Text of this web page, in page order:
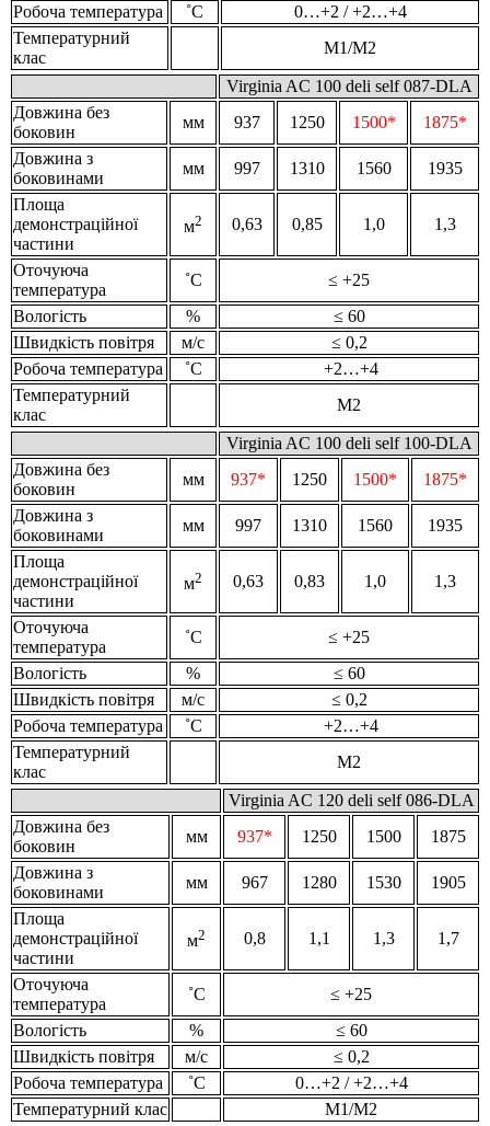
Робоча температура
˚С
0…+2 / +2…+4
Температурний
клас
M1/M2
Virginia AC 100 deli self 087-DLA
Довжина без
боковин
мм 937 1250 1500*
1875*
Довжина з
боковинами
мм 997 1310 1560
1935
Площа
демонстраційної
частини
м2 0,63 0,85 1,0 1,3
Оточуюча
температура
˚С
≤ +25
Вологість
%
≤ 60
Швидкість повітря
м/с
≤ 0,2
Робоча температура
˚С
+2…+4
Температурний
клас
M2
Virginia AC 100 deli self 100-DLA
Довжина без
боковин
мм 937* 1250 1500*
1875*
Довжина з
боковинами
мм 997 1310 1560
1935
Площа
демонстраційної
частини
м2 0,63 0,83 1,0 1,3
Оточуюча
температура
˚С
≤ +25
Вологість
%
≤ 60
Швидкість повітря
м/с
≤ 0,2
Робоча температура
˚С
+2…+4
Температурний
клас
M2
Virginia AC 120 deli self 086-DLA
Довжина без
боковин
мм 937* 1250 1500
1875
Довжина з
боковинами
мм 967 1280 1530
1905
Площа
демонстраційної
частини
м2 0,8 1,1 1,3 1,7
Оточуюча
температура
˚С
≤ +25
Вологість
%
≤ 60
Швидкість повітря
м/с
≤ 0,2
Робоча температура
˚С
0…+2 / +2…+4
Температурний клас
M1/M2